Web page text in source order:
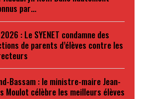
par…
: Le SYENET condamne des
de parents d’élèves contre les
Bassam : le ministre-maire Jean-
Moulot célèbre les meilleurs élèves